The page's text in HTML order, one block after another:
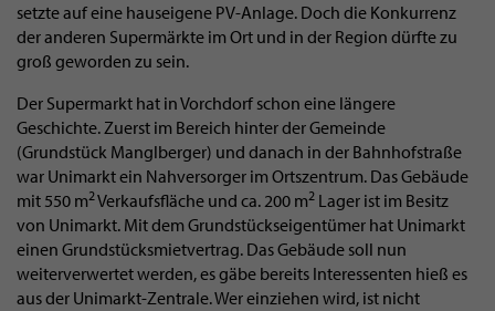
setzte auf eine hauseigene PV-Anlage. Doch die Konkurrenz
der anderen Supermärkte im Ort und in der Region dürfte zu
groß geworden zu sein.
Der Supermarkt hat in Vorchdorf schon eine längere
Geschichte. Zuerst im Bereich hinter der Gemeinde
(Grundstück Manglberger) und danach in der Bahnhofstraße
war Unimarkt ein Nahversorger im Ortszentrum. Das Gebäude
mit 550 m2Verkaufsfläche und ca. 200 m2 Lager ist im Besitz
von Unimarkt. Mit dem Grundstückseigentümer hat Unimarkt
einen Grundstücksmietvertrag. Das Gebäude soll nun
weiterverwertet werden, es gäbe bereits Interessenten hieß es
aus der Unimarkt-Zentrale. Wer einziehen wird, ist nicht